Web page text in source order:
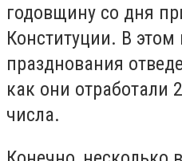
годовщину со дня
Конституции. В
празднования
как они отработали
числа.